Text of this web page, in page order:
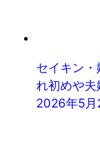
セイキン
れ初めや夫
2026年5月